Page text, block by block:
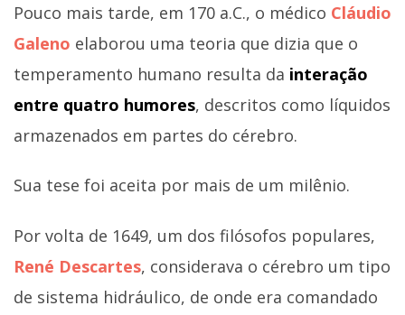
Pouco mais tarde, em 170 a.C., o médico Cláudio
Galeno elaborou uma teoria que dizia que o
temperamento humano resulta da interação
entre quatro humores, descritos como líquidos
armazenados em partes do cérebro.
Sua tese foi aceita por mais de um milênio.
Por volta de 1649, um dos filósofos populares,
René Descartes, considerava o cérebro um tipo
de sistema hidráulico, de onde era comandado